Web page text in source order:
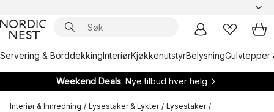
Servering & BorddekkingInteriørKjøkkenutstyrBelysningGulvtepper
Weekend Deals: Nye tilbud hver helg
Interiør & Innredning / Lysestaker & Lykter / Lysestaker /